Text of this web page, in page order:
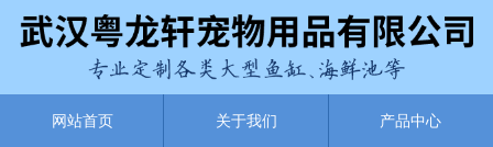
网站首页 关于我们 产品中心